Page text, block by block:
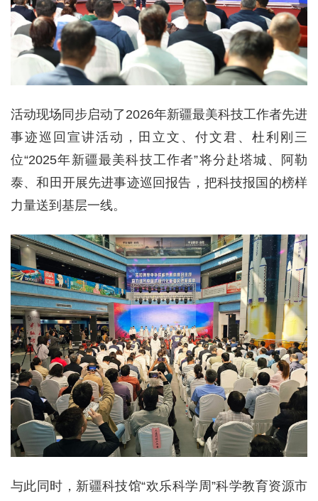
活动现场同步启动了2026年新疆最美科技工作者先进
事迹巡回宣讲活动，田立文、付文君、杜利刚三
位“2025年新疆最美科技工作者”将分赴塔城、阿勒
泰、和田开展先进事迹巡回报告，把科技报国的榜样
力量送到基层一线。
与此同时，新疆科技馆“欢乐科学周”科学教育资源市